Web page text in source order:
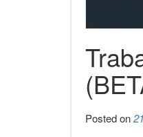
Posted on